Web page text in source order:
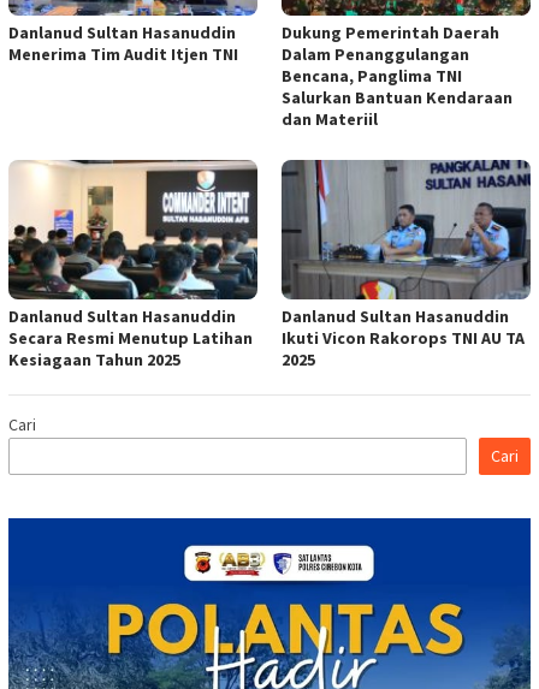
Danlanud Sultan Hasanuddin
Menerima Tim Audit Itjen TNI
Dukung Pemerintah Daerah
Dalam Penanggulangan
Bencana, Panglima TNI
Salurkan Bantuan Kendaraan
dan Materiil
Danlanud Sultan Hasanuddin
Secara Resmi Menutup Latihan
Kesiagaan Tahun 2025
Danlanud Sultan Hasanuddin
Ikuti Vicon Rakorops TNI AU TA
2025
Cari
Cari